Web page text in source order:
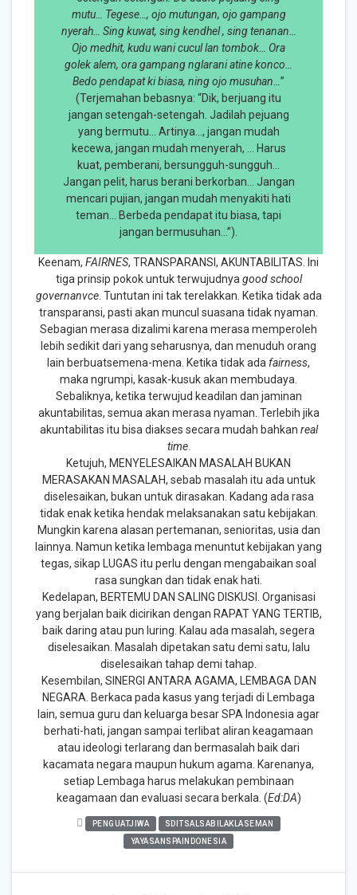
mutu… Tegese…, ojo mutungan, ojo gampang
nyerah… Sing kuwat, sing kendhel , sing tenanan…
Ojo medhit, kudu wani cucul lan tombok… Ora
golek alem, ora gampang nglarani atine konco…
Bedo pendapat ki biasa, ning ojo musuhan… ”
(Terjemahan bebasnya: “Dik, berjuang itu
jangan setengah-setengah. Jadilah pejuang
yang bermutu… Artinya…, jangan mudah
kecewa, jangan mudah menyerah, … Harus
kuat, pemberani, bersungguh-sungguh…
Jangan pelit, harus berani berkorban… Jangan
mencari pujian, jangan mudah menyakiti hati
teman… Berbeda pendapat itu biasa, tapi
jangan bermusuhan…”).
Keenam, FAIRNES, TRANSPARANSI, AKUNTABILITAS. Ini
tiga prinsip pokok untuk terwujudnya good school
governanvce. Tuntutan ini tak terelakkan. Ketika tidak ada
transparansi, pasti akan muncul suasana tidak nyaman.
Sebagian merasa dizalimi karena merasa memperoleh
lebih sedikit dari yang seharusnya, dan menuduh orang
lain berbuatsemena-mena. Ketika tidak ada fairness,
maka ngrumpi, kasak-kusuk akan membudaya.
Sebaliknya, ketika terwujud keadilan dan jaminan
akuntabilitas, semua akan merasa nyaman. Terlebih jika
akuntabilitas itu bisa diakses secara mudah bahkan real
time.
Ketujuh, MENYELESAIKAN MASALAH BUKAN
MERASAKAN MASALAH, sebab masalah itu ada untuk
diselesaikan, bukan untuk dirasakan. Kadang ada rasa
tidak enak ketika hendak melaksanakan satu kebijakan.
Mungkin karena alasan pertemanan, senioritas, usia dan
lainnya. Namun ketika lembaga menuntut kebijakan yang
tegas, sikap LUGAS itu perlu dengan mengabaikan soal
rasa sungkan dan tidak enak hati.
Kedelapan, BERTEMU DAN SALING DISKUSI. Organisasi
yang berjalan baik dicirikan dengan RAPAT YANG TERTIB,
baik daring atau pun luring. Kalau ada masalah, segera
diselesaikan. Masalah dipetakan satu demi satu, lalu
diselesaikan tahap demi tahap.
Kesembilan, SINERGI ANTARA AGAMA, LEMBAGA DAN
NEGARA. Berkaca pada kasus yang terjadi di Lembaga
lain, semua guru dan keluarga besar SPA Indonesia agar
berhati-hati, jangan sampai terlibat aliran keagamaan
atau ideologi terlarang dan bermasalah baik dari
kacamata negara maupun hukum agama. Karenanya,
setiap Lembaga harus melakukan pembinaan
keagamaan dan evaluasi secara berkala. (Ed:DA)
PENGUATJIWA
SDITSALSABILAKLASEMAN
YAYASANSPAINDONESIA